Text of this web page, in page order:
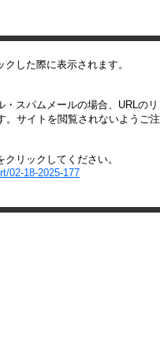
した際に表示されます。
スパムメールの場合、URLの
。サイトを閲覧されないようご
リックしてください。
02-18-2025-177